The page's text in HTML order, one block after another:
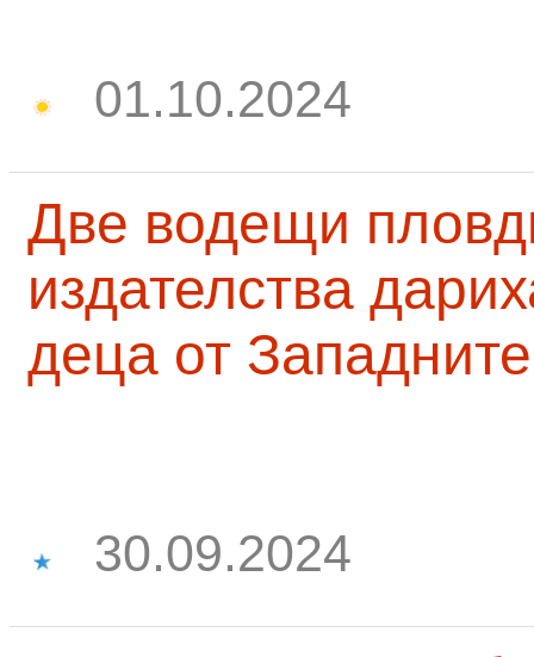
01.10.2024
Две водещи
издателства
деца от
30.09.2024